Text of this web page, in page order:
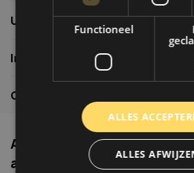
Usefull links
Informatie
Contactgegevens
Altijd de nieuwste
aanbiedingen weten?
Functioneel
ALLES
ALLES